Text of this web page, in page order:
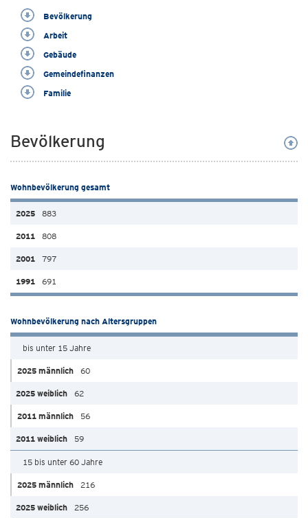
Bevölkerung
Arbeit
Gebäude
Gemeindefinanzen
Familie
Bevölkerung
Wohnbevölkerung gesamt
883
808
797
691
Wohnbevölkerung nach Altersgruppen
bis unter 15 Jahre
60
62
56
59
15 bis unter 60 Jahre
216
256